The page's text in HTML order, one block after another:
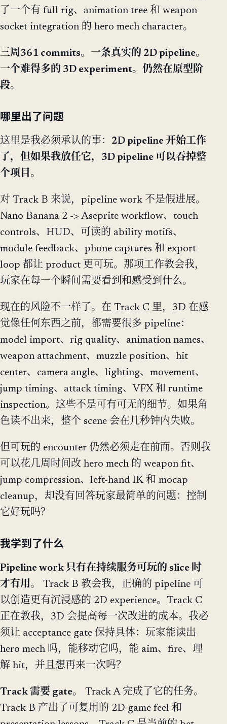
了一个有 full rig、animation tree 和 weapon
socket integration 的 hero mech character。
三周361 commits。一条真实的 2D pipeline。
一个难得多的 3D experiment。仍然在原型阶
段。
哪里出了问题
这里是我必须承认的事： 2D pipeline 开始工作
了，但如果我放任它，3D pipeline 可以吞掉整
个项目。
对 Track B 来说，pipeline work 不是假进展。
Nano Banana 2 -> Aseprite workflow、touch
controls、HUD、可读的 ability motifs、
module feedback、phone captures 和 export
loop 都让 product 更可玩。那项工作教会我，
玩家在每一个瞬间需要看到和感受到什么。
现在的风险不一样了。在 Track C 里，3D 在感
觉像任何东西之前，都需要很多 pipeline：
model import、rig quality、animation names、
weapon attachment、muzzle position、hit
center、camera angle、lighting、movement、
jump timing、attack timing、VFX 和 runtime
inspection。这些不是可有可无的细节。如果角
色读不出来，整个 scene 会在几秒钟内失败。
但可玩的 encounter 仍然必须走在前面。否则我
可以花几周时间改 hero mech 的 weapon fit、
jump compression、left-hand IK 和 mocap
cleanup，却没有回答玩家最简单的问题：控制
它好玩吗？
我学到了什么
Pipeline work 只有在持续服务可玩的 slice 时
才有用。
Track B 教会我，正确的 pipeline 可
以创造更有沉浸感的 2D experience。Track C
正在教我，3D 会提高每一次改进的成本。我必
须让 acceptance gate 保持具体：玩家能读出
hero mech 吗，能移动它吗，能 aim、fire、理
解 hit，并且想再来一次吗？
Track 需要 gate。
Track A 完成了它的任务。
Track B 产出了可复用的 2D game feel 和